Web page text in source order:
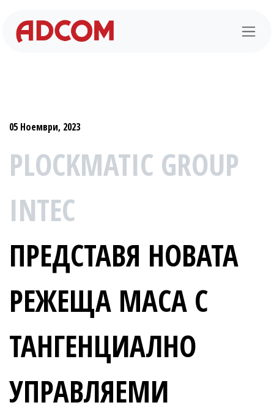
05 Ноември, 2023
PLOCKMATIC GROUP
INTEC
ПРЕДСТАВЯ НОВАТА
РЕЖЕЩА МАСА С
ТАНГЕНЦИАЛНО
УПРАВЛЯЕМИ